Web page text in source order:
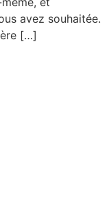
avez souhaitée.
[…]